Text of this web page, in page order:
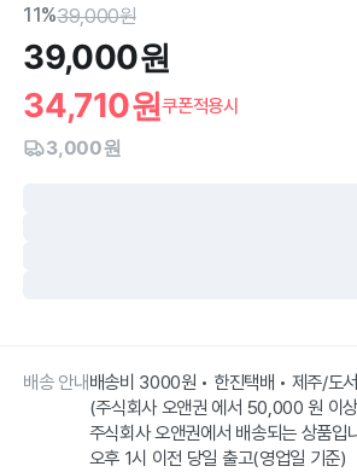
11%39,000원
39,000원
34,710원쿠폰적용시
3,000원
배송 안내배송비 3000원 • 한진택배 • 제주/도
(주식회사 오앤권 에서 50,000 원 이
주식회사 오앤권에서 배송되는 상품입
오후 1시 이전 당일 출고(영업일 기준)